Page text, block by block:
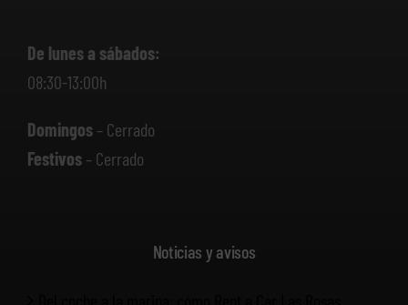
De lunes a sábados:
08:30-13:00h
Domingos– Cerrado
Festivos– Cerrado
Noticias y avisos